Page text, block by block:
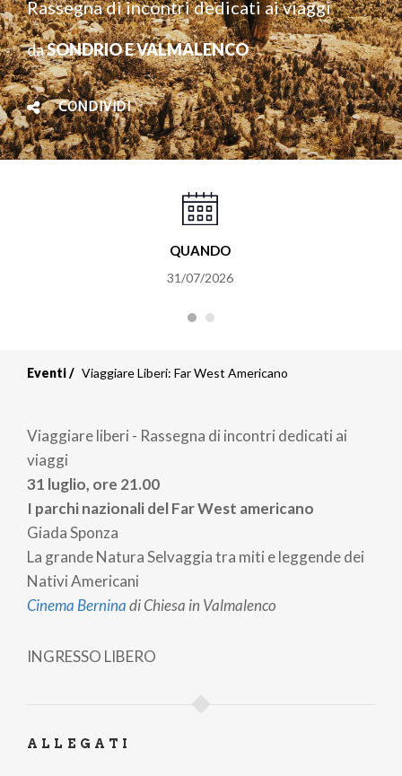
Rassegna di incontri dedicati ai viaggi
daSONDRIO E VALMALENCO
CONDIVIDI
QUANDO
31/07/2026
Eventi Viaggiare Liberi: Far West Americano
Viaggiare liberi - Rassegna di incontri dedicati ai
viaggi
31 luglio, ore 21.00
I parchi nazionali del Far West americano
Giada Sponza
La grande Natura Selvaggia tra miti e leggende dei
Nativi Americani
Cinema Berninadi Chiesa in Valmalenco
INGRESSO LIBERO
ALLEGATI